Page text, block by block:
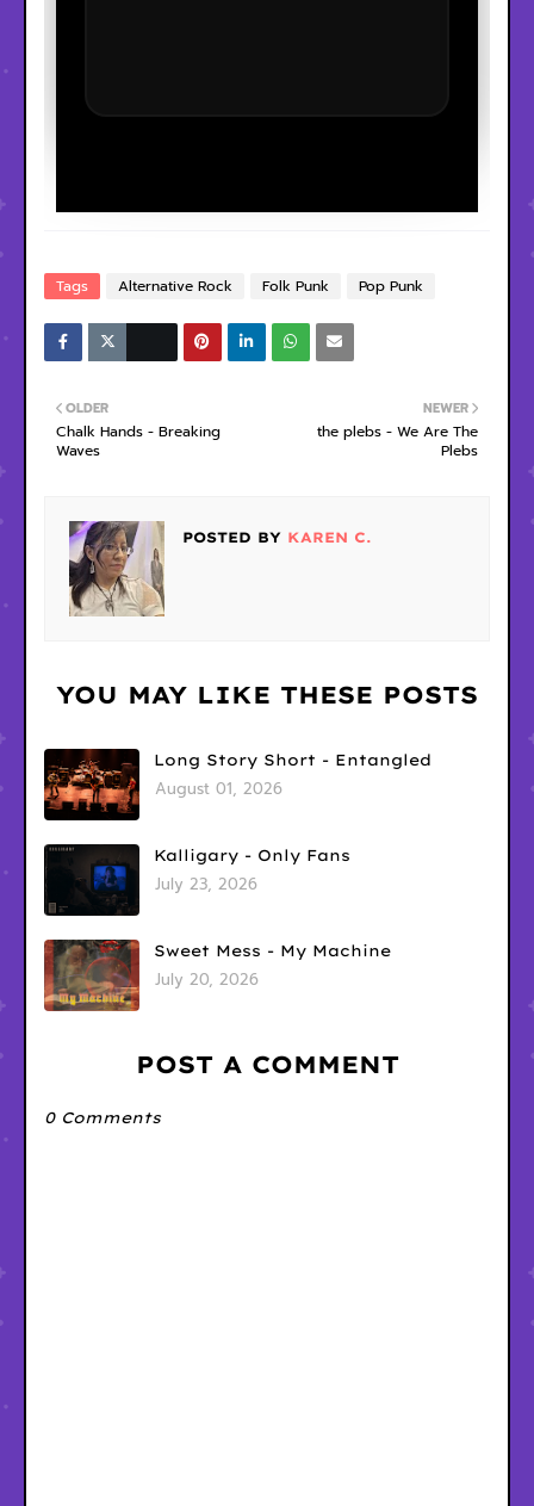
Tags Alternative Rock Folk Punk Pop Punk
NEWER
the plebs - We Are The
Plebs
OLDER
Chalk Hands - Breaking
Waves
POSTED BY KAREN C.
YOU MAY LIKE THESE POSTS
Long Story Short - Entangled
August 01, 2026
Kalligary - Only Fans
July 23, 2026
Sweet Mess - My Machine
July 20, 2026
POST A COMMENT
0 Comments